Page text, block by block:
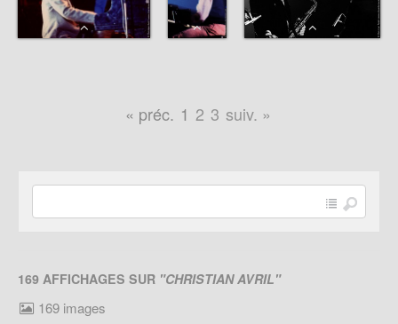
« préc. 1 2 3 suiv. »
169 AFFICHAGES SUR "CHRISTIAN AVRIL"
169 images